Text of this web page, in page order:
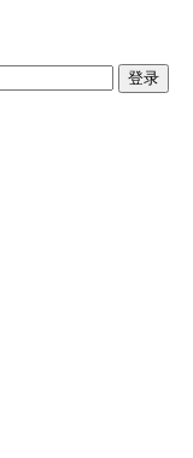
登录